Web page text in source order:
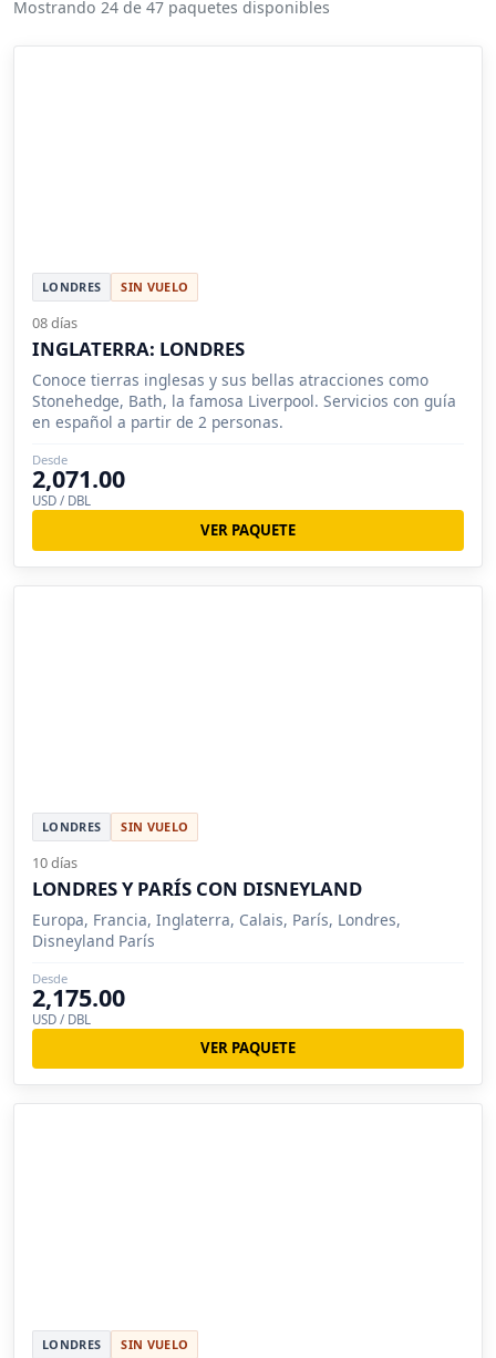
Mostrando 24 de 47 paquetes disponibles
LONDRES SIN VUELO
08 días
INGLATERRA: LONDRES
Conoce tierras inglesas y sus bellas atracciones como
Stonehedge, Bath, la famosa Liverpool. Servicios con guía
en español a partir de 2 personas.
Desde
2,071.00
USD / DBL
VER PAQUETE
LONDRES SIN VUELO
10 días
LONDRES Y PARÍS CON DISNEYLAND
Europa, Francia, Inglaterra, Calais, París, Londres,
Disneyland París
Desde
2,175.00
USD / DBL
VER PAQUETE
LONDRES SIN VUELO